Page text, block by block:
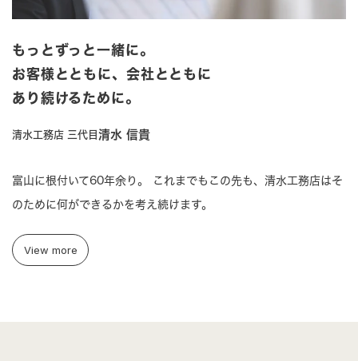
もっとずっと一緒に。
お客様とともに、 会社とともに
あり続けるために。
清水工務店 三代目 清水 信貴
富山に根付いて60年余り。 これまでもこの先も、清水工務店はそ
のために何ができるかを考え続けます。
View more